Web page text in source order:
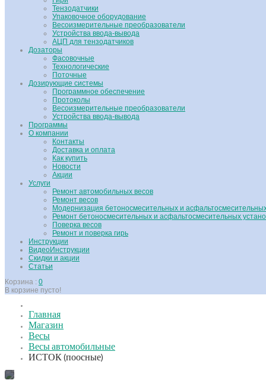
Тензодатчики
Упаковочное оборудование
Весоизмерительные преобразователи
Устройства ввода-вывода
АЦП для тензодатчиков
Дозаторы
Фасовочные
Технологические
Поточные
Дозирующие системы
Программное обеспечение
Протоколы
Весоизмерительные преобразователи
Устройства ввода-вывода
Программы
О компании
Контакты
Доставка и оплата
Как купить
Новости
Акции
Услуги
Ремонт автомобильных весов
Ремонт весов
Модернизация бетоносмесительных и
Ремонт бетоносмесительных и асфальтосмесительных
Поверка весов
Ремонт и поверка гирь
Инструкции
ВидеоИнструкции
Скидки и акции
Статьи
Корзина : 0
В корзине пусто!
Главная
Магазин
Весы
Весы автомобильные
ИСТОК (поосные)